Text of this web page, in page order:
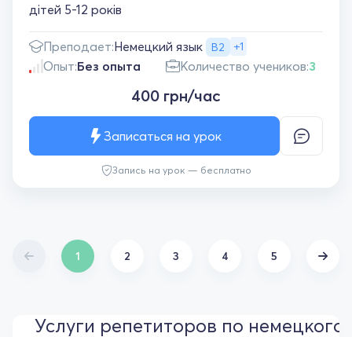
дітей 5-12 років
Преподает:Немецкий язык B2 +1
Опыт:Без опыта Количество учеников:3
400 грн/час
Запись на урок — бесплатно
Записаться на урок
1 2 3 4 5
Услуги репетиторов по немецкого